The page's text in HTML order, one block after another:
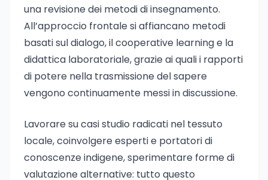
una revisione dei metodi di insegnamento.
All’approccio frontale si affiancano metodi
basati sul dialogo, il cooperative learning e la
didattica laboratoriale, grazie ai quali i rapporti
di potere nella trasmissione del sapere
vengono continuamente messi in discussione.
Lavorare su casi studio radicati nel tessuto
locale, coinvolgere esperti e portatori di
conoscenze indigene, sperimentare forme di
valutazione alternative: tutto questo